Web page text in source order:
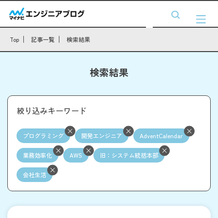
Top 記事一覧 検索結果
検索結果
絞り込みキーワード
プログラミング 開発エンジニア AdventCalendar
業務効率化 AWS 旧：システム統括本部
会社生活